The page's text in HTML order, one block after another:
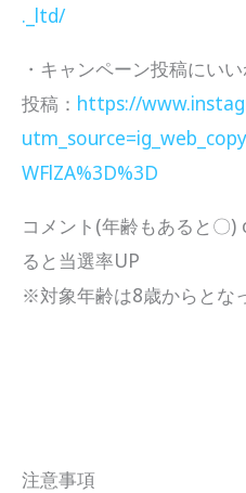
._ltd/
・キャンペーン投稿にい
投稿： https://
WFlZA%3D%3D
コメント(年齢もあると〇
ると当選率UP
※対象年齢は8歳からとな
注意事項